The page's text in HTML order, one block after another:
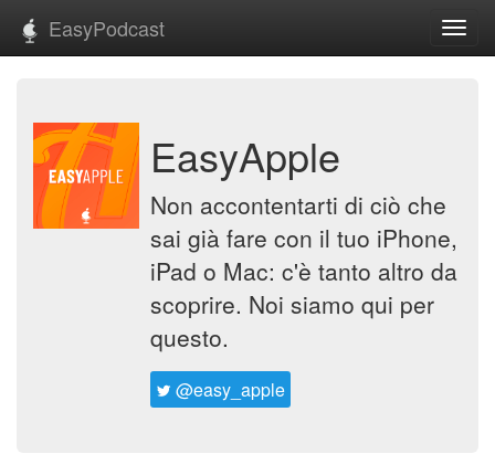
EasyPodcast
EasyApple
Non accontentarti di ciò che
sai già fare con il tuo iPhone,
iPad o Mac: c'è tanto altro da
scoprire. Noi siamo qui per
questo.
@easy_apple